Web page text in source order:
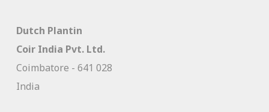
Dutch Plantin
Coir India Pvt. Ltd.
Coimbatore - 641 028
India